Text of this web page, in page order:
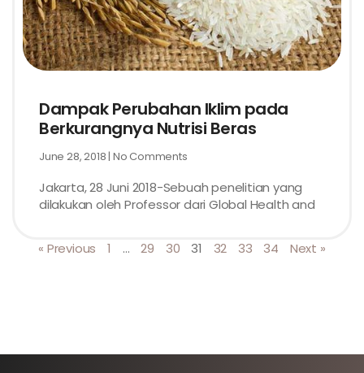
Dampak Perubahan Iklim pada
Berkurangnya Nutrisi Beras
June 28, 2018 No Comments
Jakarta, 28 Juni 2018-Sebuah penelitian yang
dilakukan oleh Professor dari Global Health and
« Previous 1 … 29 30 31 32 33 34 Next »